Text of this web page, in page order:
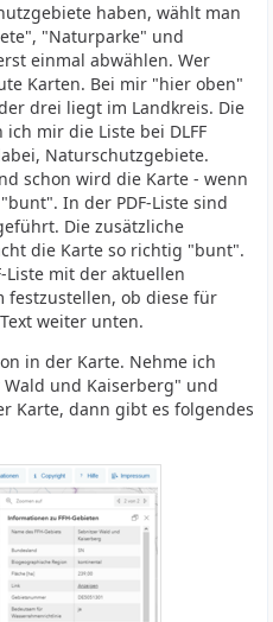
haben, wählt man
"Naturparke" und
einmal abwählen. Wer
Karten. Bei mir "hier oben"
drei liegt im Landkreis. Die
mir die Liste bei DLFF
Naturschutzgebiete.
schon wird die Karte - wenn
In der PDF-Liste sind
Die zusätzliche
die Karte so richtig "bunt".
Liste mit der aktuellen
festzustellen, ob diese für
weiter unten.
in der Karte. Nehme ich
und Kaiserberg" und
Karte, dann gibt es folgendes